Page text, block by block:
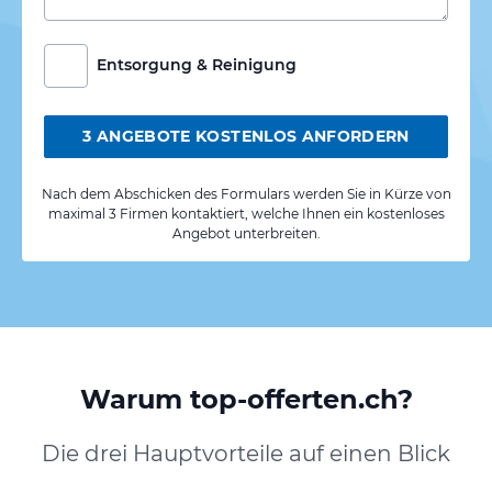
Entsorgung & Reinigung
3 ANGEBOTE KOSTENLOS ANFORDERN
Nach dem Abschicken des Formulars werden Sie in Kürze von
maximal 3 Firmen kontaktiert, welche Ihnen ein kostenloses
Angebot unterbreiten.
Warum top-offerten.ch?
Die drei Hauptvorteile auf einen Blick